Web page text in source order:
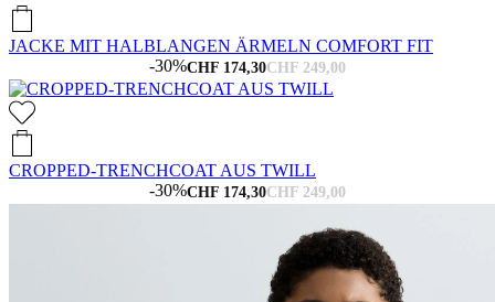
JACKE MIT HALBLANGEN ÄRMELN COMFORT FIT
CHF 249,00
CHF 174,30
-30%
CROPPED-TRENCHCOAT AUS TWILL
CHF 249,00
CHF 174,30
-30%